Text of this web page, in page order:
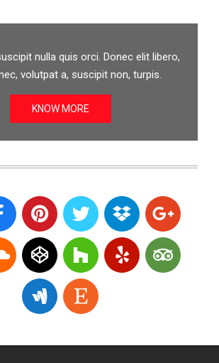
nulla quis orci. Donec elit libero,
volutpat a, suscipit non, turpis.
KNOW MORE